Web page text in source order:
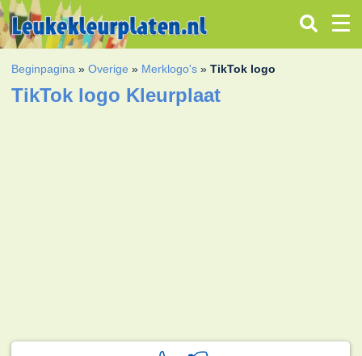
Beginpagina »Overige » Merklogo's »TikTok logo
TikTok logo Kleurplaat